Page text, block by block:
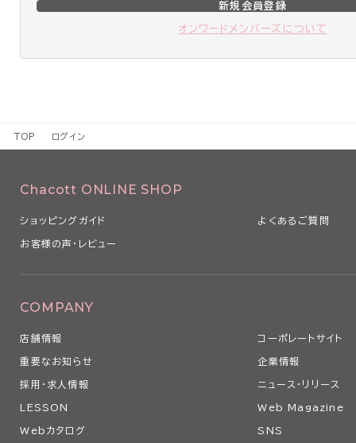
新規会員登録
オンワードメンバーズについて
TOP ログイン
Chacott ONLINE SHOP
ショッピングガイド よくあるご質問
お客様の声・レビュー
COMPANY
店舗情報 コーポレートサイト
重要なお知らせ 企業情報
採用・求人情報 ニュース・リリース
LESSON Web Magazine
Webカタログ SNS